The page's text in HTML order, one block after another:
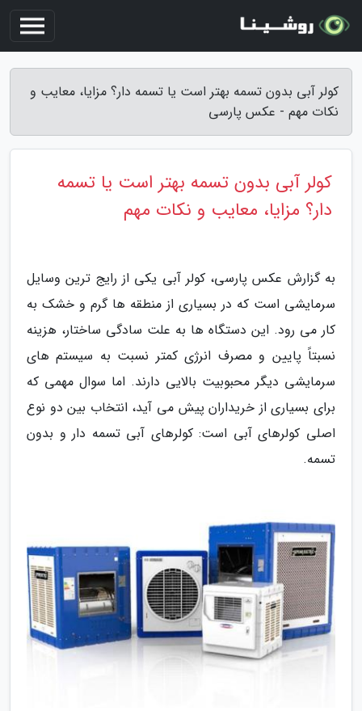
کولر آبی بدون تسمه بهتر است یا تسمه دار؟ مزایا، معایب و
نکات مهم - عکس پارسی
کولر آبی بدون تسمه بهتر است یا تسمه
دار؟ مزایا، معایب و نکات مهم
به گزارش عکس پارسی، کولر آبی یکی از رایج ترین وسایل
سرمایشی است که در بسیاری از منطقه ها گرم و خشک به
کار می رود. این دستگاه ها به علت سادگی ساختار، هزینه
نسبتاً پایین و مصرف انرژی کمتر نسبت به سیستم های
سرمایشی دیگر محبوبیت بالایی دارند. اما سوال مهمی که
برای بسیاری از خریداران پیش می آید، انتخاب بین دو نوع
اصلی کولرهای آبی است: کولرهای آبی تسمه دار و بدون
تسمه.